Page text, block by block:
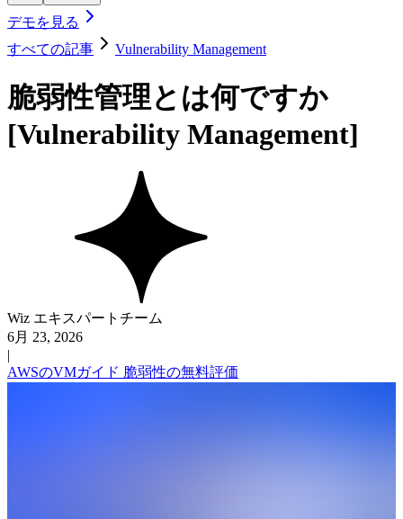
デモを見る
すべての記事
Vulnerability Management
脆弱性管理とは何ですか
[Vulnerability Management]
Wiz エキスパートチーム
6月 23, 2026
|
AWSのVMガイド 脆弱性の無料評価